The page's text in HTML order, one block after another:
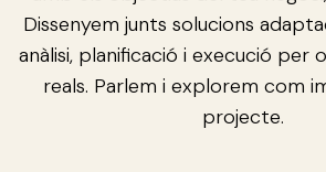
Dissenyem junts solucions
anàlisi, planificació i execució per
reals. Parlem i explorem com
projecte.